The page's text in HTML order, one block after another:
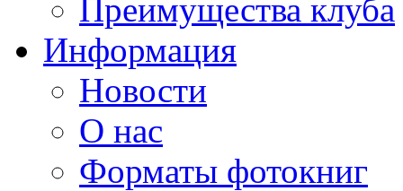
Преимущества клуба
Информация
Новости
О нас
Форматы фотокниг